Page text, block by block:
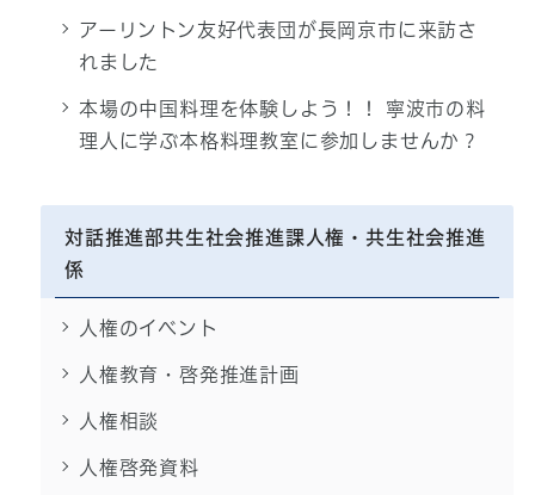
アーリントン友好代表団が長岡京市に来訪さ
れました
本場の中国料理を体験しよう！！ 寧波市の料
理人に学ぶ本格料理教室に参加しませんか？
対話推進部共生社会推進課人権・共生社会推進
係
人権のイベント
人権教育・啓発推進計画
人権相談
人権啓発資料